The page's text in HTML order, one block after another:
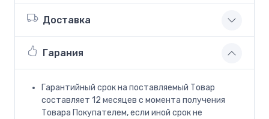
Доставка
Гарания
Гарантийный срок на поставляемый Товар
составляет 12 месяцев с момента получения
Товара Покупателем, если иной срок не